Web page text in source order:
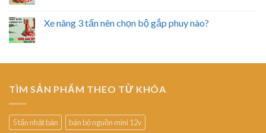
Xe nâng 3 tấn nên chọn bộ gắp phuy nào?
TÌM SẢN PHẨM THEO TỪ KHÓA
5 tấn nhật bản
bán bộ nguồn mini 12v